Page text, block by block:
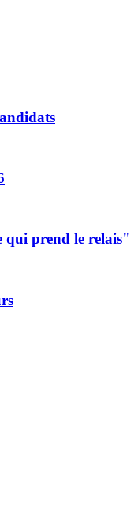
qui prend le relais"